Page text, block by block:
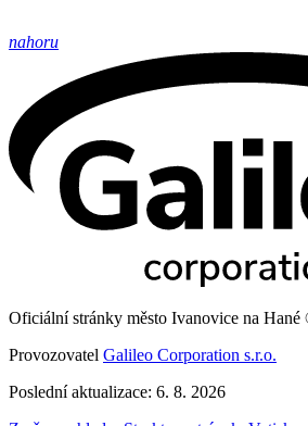
nahoru
Oficiální stránky město Ivanovice na Hané
Provozovatel Galileo Corporation s.r.o.
Poslední aktualizace: 6. 8. 2026